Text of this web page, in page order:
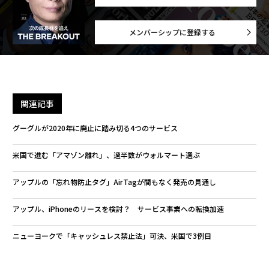
メンバーシップに登録する
関連記事
グーグルが2020年に廃止に踏み切る4つのサービス
米国で進む「アマゾン離れ」、過半数がウォルマート選ぶ
アップルの「忘れ物防止タグ」AirTagが間もなく発売の見通し
アップル、iPhoneのリースを検討？ サービス事業への転換加速
ニューヨークで「キャッシュレス禁止法」可決、米国で3例目